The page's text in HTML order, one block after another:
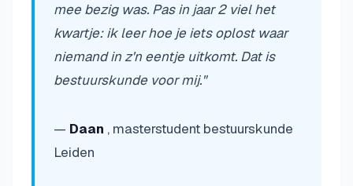
mee bezig was. Pas in jaar 2 viel het
kwartje: ik leer hoe je iets oplost waar
niemand in z'n eentje uitkomt. Dat is
bestuurskunde voor mij."
— Daan , masterstudent bestuurskunde
Leiden